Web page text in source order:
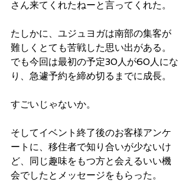
さん来てくれたねーと言ってくれた。
たしかに、ユジュヨガは南部の集客が
難しくとても苦戦した思い出がある。
でも今回は最初の予定30人が60人にな
り、急遽予約を締め切るまでに成長。
すごいじゃないか。
そしてイベント終了後のお客様アンケ
ートに、移住者で知り合いが少ないけ
ど、同じ趣味をもつ方と会えるいい機
会でしたとメッセージをもらった。